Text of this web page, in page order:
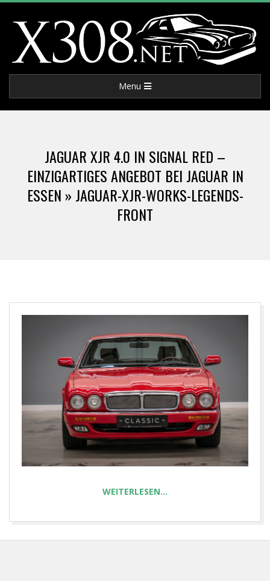
content
X
3
T
Navigation
Menu
JAGUAR XJR 4.0 IN SIGNAL RED –
EINZIGARTIGES ANGEBOT BEI JAGUAR IN
ESSEN » JAGUAR-XJR-WORKS-LEGENDS-
FRONT
WEITERLESEN…